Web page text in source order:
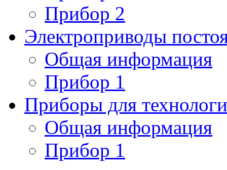
Прибор 2
Электроприводы
Общая информация
Прибор 1
Приборы для
Общая информация
Прибор 1